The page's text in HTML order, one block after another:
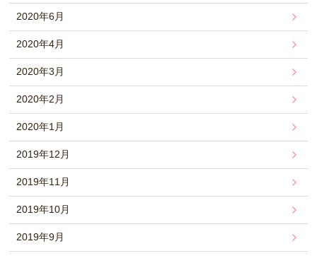
2020年6月
2020年4月
2020年3月
2020年2月
2020年1月
2019年12月
2019年11月
2019年10月
2019年9月